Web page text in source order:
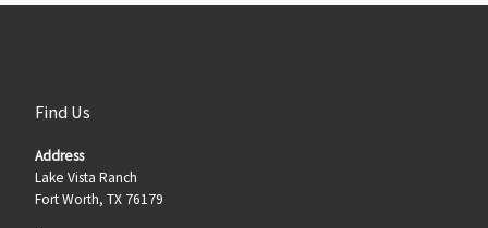
Find Us
Address
Lake Vista Ranch
Fort Worth, TX 76179